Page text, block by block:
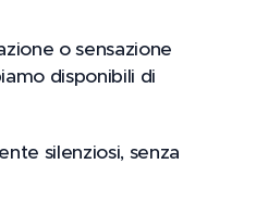
o sensazione
disponibili di
silenziosi, senza